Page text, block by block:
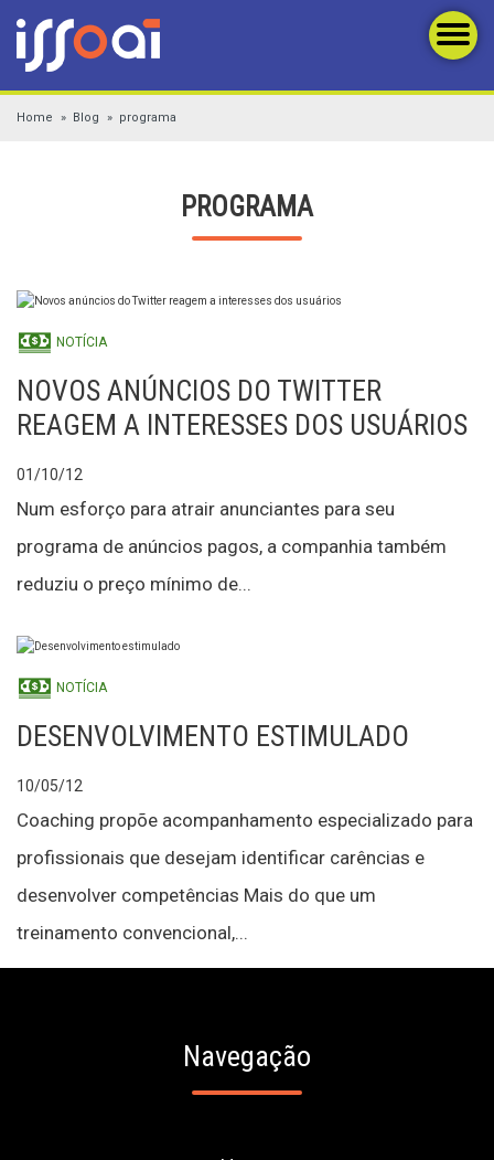
Home Blog programa
PROGRAMA
NOTÍCIA
NOVOS ANÚNCIOS DO TWITTER
REAGEM A INTERESSES DOS USUÁRIOS
01/10/12
Num esforço para atrair anunciantes para seu
programa de anúncios pagos, a companhia também
reduziu o preço mínimo de...
NOTÍCIA
DESENVOLVIMENTO ESTIMULADO
10/05/12
Coaching propõe acompanhamento especializado para
profissionais que desejam identificar carências e
desenvolver competências Mais do que um
treinamento convencional,...
Navegação